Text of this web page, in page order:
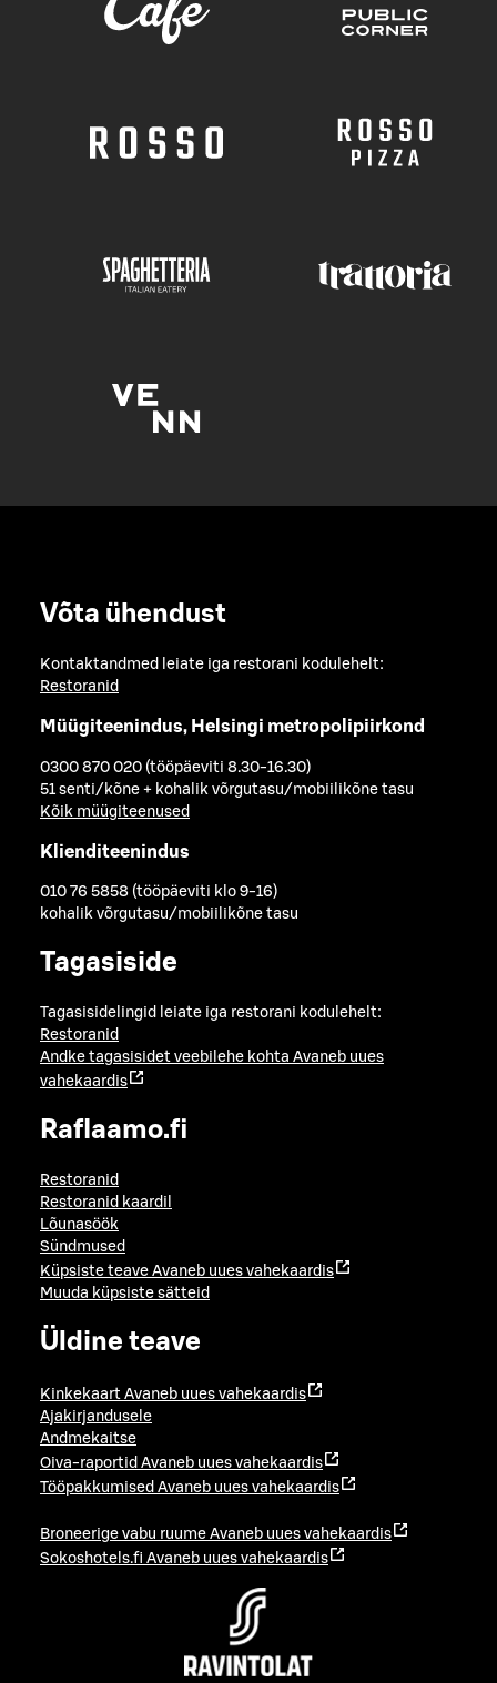
Võta ühendust
Kontaktandmed leiate iga restorani kodulehelt:
Restoranid
Müügiteenindus, Helsingi metropolipiirkond
0300 870 020 (tööpäeviti 8.30-16.30)
51 senti/kõne + kohalik võrgutasu/mobiilikõne tasu
Kõik müügiteenused
Klienditeenindus
010 76 5858 (tööpäeviti klo 9-16)
kohalik võrgutasu/mobiilikõne tasu
Tagasiside
Tagasisidelingid leiate iga restorani kodulehelt:
Restoranid
Andke tagasisidet veebilehe kohta Avaneb uues
vahekaardis
Raflaamo.fi
Restoranid
Restoranid kaardil
Lõunasöök
Sündmused
Küpsiste teave Avaneb uues vahekaardis
Muuda küpsiste sätteid
Üldine teave
Kinkekaart Avaneb uues vahekaardis
Ajakirjandusele
Andmekaitse
Oiva-raportid Avaneb uues vahekaardis
Tööpakkumised Avaneb uues vahekaardis
Broneerige vabu ruume Avaneb uues vahekaardis
Sokoshotels.fi Avaneb uues vahekaardis